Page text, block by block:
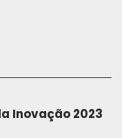
Inovação 2023